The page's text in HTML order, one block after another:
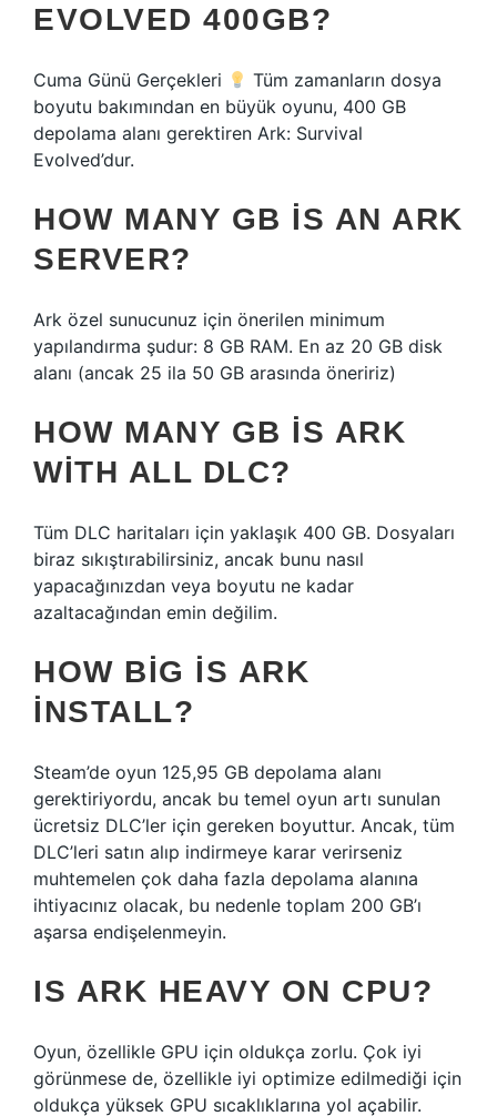
EVOLVED 400GB?
Cuma Günü Gerçekleri
Tüm zamanların dosya
boyutu bakımından en büyük oyunu, 400 GB
depolama alanı gerektiren Ark: Survival
Evolved’dur.
HOW MANY GB IS AN ARK
SERVER?
Ark özel sunucunuz için önerilen minimum
yapılandırma şudur: 8 GB RAM. En az 20 GB disk
alanı (ancak 25 ila 50 GB arasında öneririz)
HOW MANY GB IS ARK
WITH ALL DLC?
Tüm DLC haritaları için yaklaşık 400 GB. Dosyaları
biraz sıkıştırabilirsiniz, ancak bunu nasıl
yapacağınızdan veya boyutu ne kadar
azaltacağından emin değilim.
HOW BIG IS ARK
INSTALL?
Steam’de oyun 125,95 GB depolama alanı
gerektiriyordu, ancak bu temel oyun artı sunulan
ücretsiz DLC’ler için gereken boyuttur. Ancak, tüm
DLC’leri satın alıp indirmeye karar verirseniz
muhtemelen çok daha fazla depolama alanına
ihtiyacınız olacak, bu nedenle toplam 200 GB’ı
aşarsa endişelenmeyin.
IS ARK HEAVY ON CPU?
Oyun, özellikle GPU için oldukça zorlu. Çok iyi
görünmese de, özellikle iyi optimize edilmediği için
oldukça yüksek GPU sıcaklıklarına yol açabilir.